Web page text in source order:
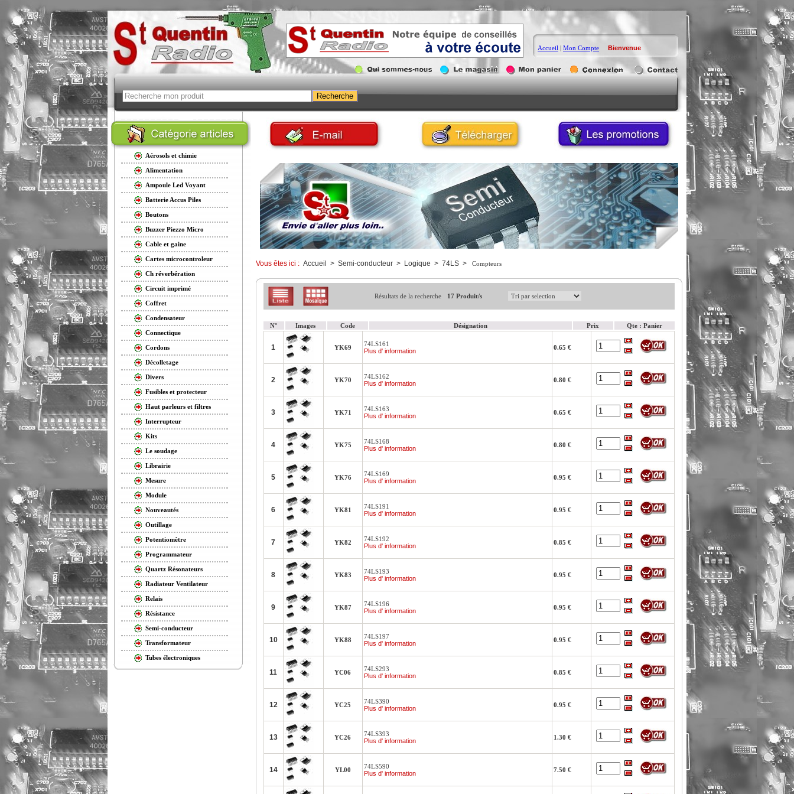
Accueil | Mon Compte Bienvenue
Aérosols et chimie
Alimentation
Ampoule Led Voyant
Batterie Accus Piles
Boutons
Buzzer Piezzo Micro
Cable et gaine
Cartes microcontroleur
Ch réverbération
Circuit imprimé
Coffret
Condensateur
Connectique
Cordons
Décolletage
Divers
Fusibles et protecteur
Haut parleurs et filtres
Interrupteur
Kits
Le soudage
Librairie
Mesure
Module
Nouveautés
Outillage
Potentiomètre
Programmateur
Quartz Résonateurs
Radiateur Ventilateur
Relais
Résistance
Semi-conducteur
Transformateur
Tubes électroniques
Vous êtes ici : Accueil > Semi-conducteur> Logique > 74LS> Compteurs
Résultats de la recherche 17 Produit/s
N° Images Code Désignation Prix Qte : Panier
1 YK69
74LS161
Plus d' information
0.65 €
2 YK70
74LS162
Plus d' information
0.80 €
3 YK71
74LS163
Plus d' information
0.65 €
4 YK75
74LS168
Plus d' information
0.80 €
5 YK76
74LS169
Plus d' information
0.95 €
6 YK81
74LS191
Plus d' information
0.95 €
7 YK82
74LS192
Plus d' information
0.85 €
8 YK83
74LS193
Plus d' information
0.95 €
9 YK87
74LS196
Plus d' information
0.95 €
10 YK88
74LS197
Plus d' information
0.95 €
11 YC06
74LS293
Plus d' information
0.85 €
12 YC25
74LS390
Plus d' information
0.95 €
13 YC26
74LS393
Plus d' information
1.30 €
14 YL00
74LS590
Plus d' information
7.50 €